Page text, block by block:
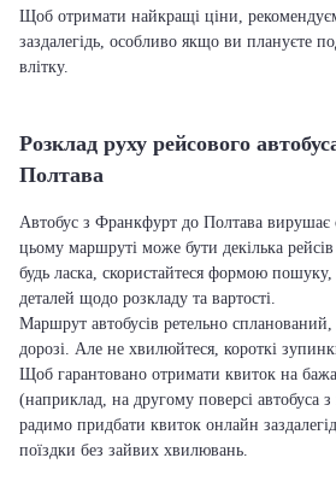
Щоб отримати найкращі ціни,
заздалегідь, особливо якщо ви плануєте
влітку.
Розклад руху рейсового
Полтава
Автобус з Франкфурт до Полтава вирушає
цьому маршруті може бути декілька рейсів
будь ласка, скористайтеся формою
деталей щодо розкладу та вартості.
Маршрут автобусів ретельно
дорозі. Але не хвилюйтеся, короткі
Щоб гарантовано отримати квиток на
(наприклад, на другому поверсі автобуса
радимо придбати квиток онлайн
поїздки без зайвих хвилювань.